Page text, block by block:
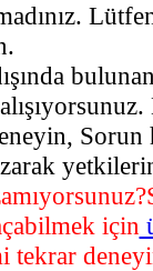
Sorun
için
tekrar